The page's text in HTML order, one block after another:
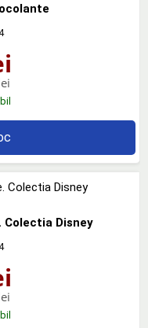
Colectia Disney